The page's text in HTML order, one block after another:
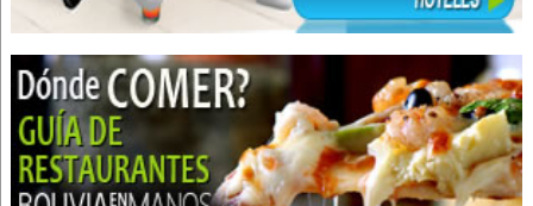
Dermatólogo - Pediatría
Médicos Dermatólogos
Médicos Traumatólogos
Médico Cirujano
Médicos Ortopedistas